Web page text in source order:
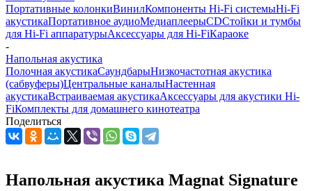
Портативные колонкиВинилКомпоненты Hi-Fi системыHi-Fi
акустикаПортативное аудиоМедиаплеерыCDСтойки и тумбы
для Hi-Fi аппаратурыАксессуары для Hi-FiКараоке
-
Напольная акустика
Полочная акустикаСаундбарыНизкочастотная акустика
(сабвуферы)Центральные каналыНастенная
акустикаВстраиваемая акустикаАксессуары для акустики Hi-
FiКомплекты для домашнего кинотеатра
Поделиться
Напольная акустика Magnat Signature